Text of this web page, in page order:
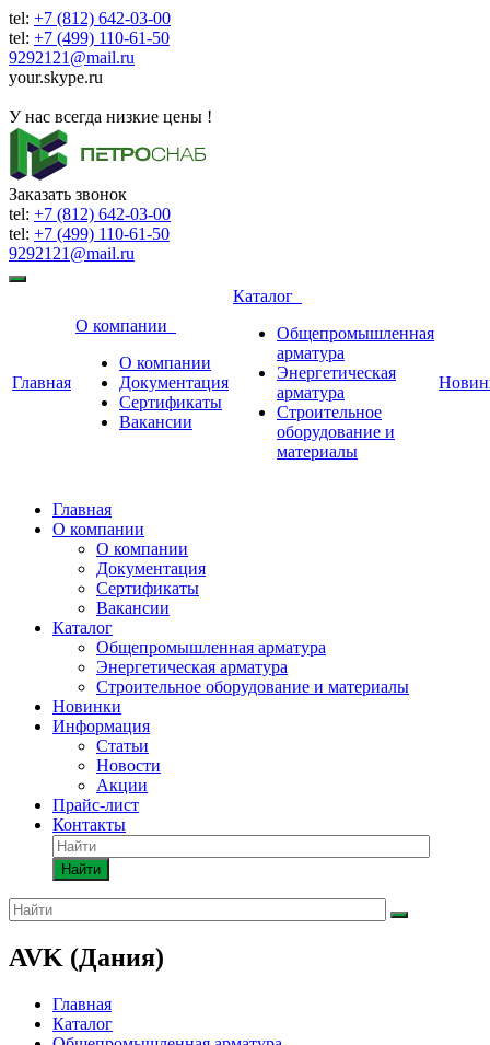
tel: +7 (812) 642-03-00
tel: +7 (499) 110-61-50
9292121@mail.ru
your.skype.ru
У нас всегда низкие цены !
Заказать звонок
tel: +7 (812) 642-03-00
tel: +7 (499) 110-61-50
9292121@mail.ru
Главная
О компании
О компании
Документация
Сертификаты
Вакансии
Каталог
Общепромышленная
арматура
Энергетическая
арматура
Строительное
оборудование и
материалы
Главная
О компании
О компании
Документация
Сертификаты
Вакансии
Каталог
Общепромышленная арматура
Энергетическая арматура
Строительное оборудование и материалы
Новинки
Информация
Статьи
Новости
Акции
Прайс-лист
Контакты
Найти
AVK (Дания)
Главная
Каталог